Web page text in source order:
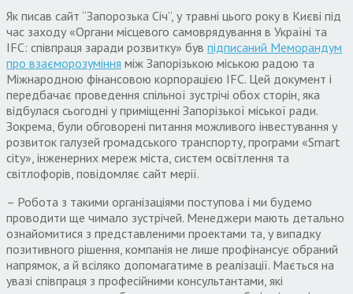
Як писав сайт “Запорозька Січ”, у травні цього року в Києві під
час заходу «Органи місцевого самоврядування в Україні та
IFC: співпраця заради розвитку» був підписаний Меморандум
про взаєморозуміння між Запорізькою міською радою та
Міжнародною фінансовою корпорацією IFC. Цей документ і
передбачає проведення спільної зустрічі обох сторін, яка
відбулася сьогодні у приміщенні Запорізької міської ради.
Зокрема, були обговорені питання можливого інвестування у
розвиток галузей громадського транспорту, програми «Smart
city», інженерних мереж міста, систем освітлення та
світлофорів, повідомляє сайт мерії.
– Робота з такими організаціями поступова і ми будемо
проводити ще чимало зустрічей. Менеджери мають детально
ознайомитися з представленими проектами та, у випадку
позитивного рішення, компанія не лише профінансує обраний
напрямок, а й всіляко допомагатиме в реалізації. Мається на
увазі співпраця з професійними консультантами, які